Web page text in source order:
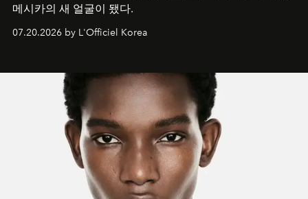
메시카의 새 얼굴이 됐다.
07.20.2026 by L'Officiel Korea